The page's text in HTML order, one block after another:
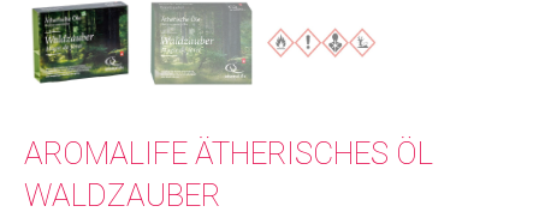
AROMALIFE ÄTHERISCHES ÖL
WALDZAUBER